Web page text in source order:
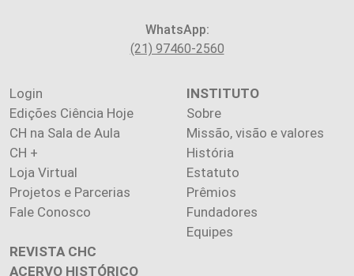
WhatsApp:
(21) 97460-2560
Login
Edições Ciência Hoje
CH na Sala de Aula
CH +
Loja Virtual
Projetos e Parcerias
Fale Conosco
INSTITUTO
Sobre
Missão, visão e valores
História
Estatuto
Prêmios
Fundadores
Equipes
REVISTA CHC
ACERVO HISTÓRICO